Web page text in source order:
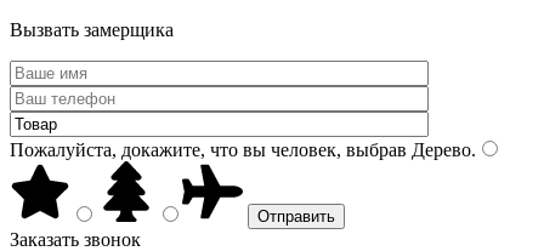
Вызвать замерщика
Пожалуйста, докажите, что вы человек, выбрав Дерево.
Заказать звонок